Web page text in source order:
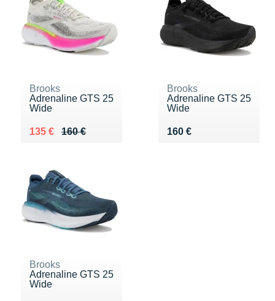
Brooks
Adrenaline GTS 25
Wide
160 €
Au lieu de 160 €
135 €
Vendu 135 €
Brooks
Adrenaline GTS 25
Wide
160 €
Vendu 160 €
Brooks
Adrenaline GTS 25
Wide